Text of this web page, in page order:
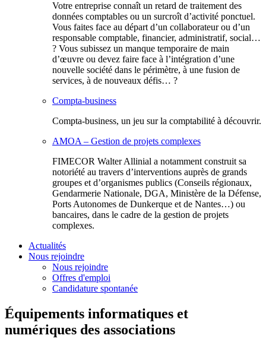
Votre entreprise connaît un retard de traitement des
données comptables ou un surcroît d’activité ponctuel.
Vous faites face au départ d’un collaborateur ou d’un
responsable comptable, financier, administratif, social…
? Vous subissez un manque temporaire de main
d’œuvre ou devez faire face à l’intégration d’une
nouvelle société dans le périmètre, à une fusion de
services, à de nouveaux défis… ?
Compta-business
Compta-business, un jeu sur la comptabilité à découvrir.
AMOA – Gestion de projets complexes
FIMECOR Walter Allinial a notamment construit sa
notoriété au travers d’interventions auprès de grands
groupes et d’organismes publics (Conseils régionaux,
Gendarmerie Nationale, DGA, Ministère de la Défense,
Ports Autonomes de Dunkerque et de Nantes…) ou
bancaires, dans le cadre de la gestion de projets
complexes.
Actualités
Nous rejoindre
Nous rejoindre
Offres d'emploi
Candidature spontanée
Équipements informatiques et
numériques des associations